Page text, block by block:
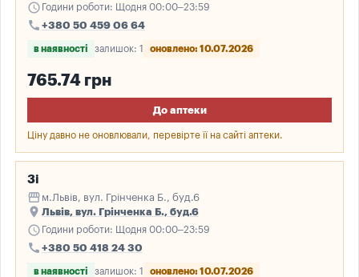
schedule Години роботи: Щодня 00:00–23:59
call +380 50 459 06 64
в наявності залишок: 1 оновлено: 10.07.2026
765.74 грн
До аптеки
Ціну давно не оновлювали, перевірте її на сайті аптеки.
3і
storefront м.Львів, вул. Грінченка Б., буд.6
place Львів, вул. Грінченка Б., буд.6
schedule Години роботи: Щодня 00:00–23:59
call +380 50 418 24 30
в наявності залишок: 1 оновлено: 10.07.2026